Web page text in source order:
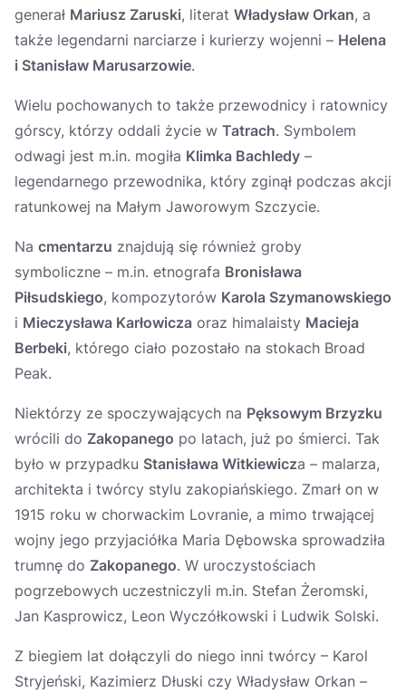
generał Mariusz Zaruski, literat Władysław Orkan, a
także legendarni narciarze i kurierzy wojenni – Helena
i Stanisław Marusarzowie.
Wielu pochowanych to także przewodnicy i ratownicy
górscy, którzy oddali życie w Tatrach. Symbolem
odwagi jest m.in. mogiła Klimka Bachledy –
legendarnego przewodnika, który zginął podczas akcji
ratunkowej na Małym Jaworowym Szczycie.
Na cmentarzu znajdują się również groby
symboliczne – m.in. etnografa Bronisława
Piłsudskiego, kompozytorów Karola Szymanowskiego
i Mieczysława Karłowicza oraz himalaisty Macieja
Berbeki, którego ciało pozostało na stokach Broad
Peak.
Niektórzy ze spoczywających na Pęksowym Brzyzku
wrócili do Zakopanego po latach, już po śmierci. Tak
było w przypadku Stanisława Witkiewicza – malarza,
architekta i twórcy stylu zakopiańskiego. Zmarł on w
1915 roku w chorwackim Lovranie, a mimo trwającej
wojny jego przyjaciółka Maria Dębowska sprowadziła
trumnę do Zakopanego. W uroczystościach
pogrzebowych uczestniczyli m.in. Stefan Żeromski,
Jan Kasprowicz, Leon Wyczółkowski i Ludwik Solski.
Z biegiem lat dołączyli do niego inni twórcy – Karol
Stryjeński, Kazimierz Dłuski czy Władysław Orkan –